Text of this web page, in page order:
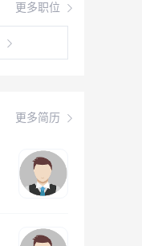
更多职位
更多简历